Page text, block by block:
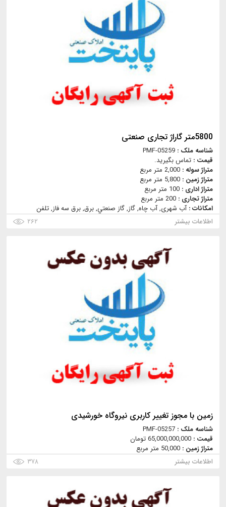
5800متر گاراژ تجاری صنعتی
شناسه ملک : PMF-05259
قیمت : تماس بگیرید.
متراژ سوله : 2,000 متر مربع
متراژ زمین : 5,800 متر مربع
متراژ اداری : 100 متر مربع
متراژ تجاری : 200 متر مربع
امکانات :آب شهری, آب چاه, گاز, گاز صنعتي, برق, برق سه فاز, تلفن
اطلاعات بیشتر
۲۶۲
زمین با مجوز تغییر کاربری نیروگاه خورشیدی
شناسه ملک : PMF-05257
قیمت : 65,000,000,000 تومان
متراژ زمین : 50,000 متر مربع
اطلاعات بیشتر
۳۷۸